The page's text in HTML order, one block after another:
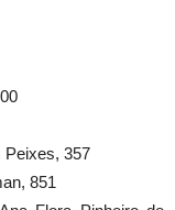
Peixes, 357
851